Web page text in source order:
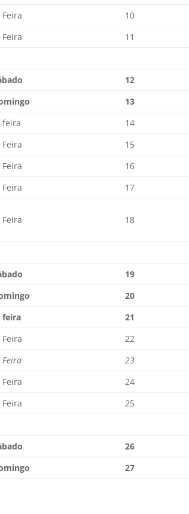
Feira
10
Feira
11
12
13
feira
14
Feira
15
Feira
16
Feira
17
Feira 18
19
20
feira
21
Feira
22
Feira
23
Feira
24
Feira
25
26
27